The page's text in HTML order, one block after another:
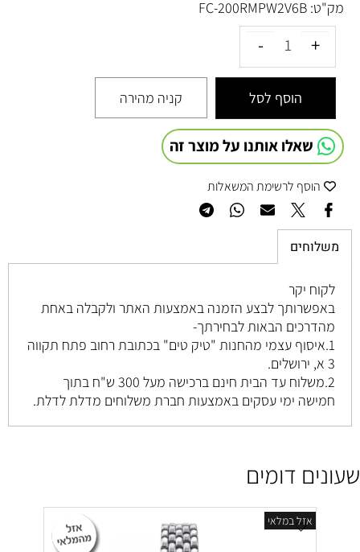
מק"ט: FC-200RMPW2V6B
הוסף לסל קניה מהירה
שאלו אותנו על מוצר זה
הוסף לרשימת המשאלות
משלוחים
לקוח יקר
באפשרותך לבצע הזמנה באמצעות האתר ולקבלה באחת
מהדרכים הבאות לבחירתך-
1.איסוף עצמי מהחנות "טיק טים" בכתובת רחוב
פתח תקווה
3 א, ירושלים
.
2.משלוח עד הבית חינם ברכישה מעל 300 ש"ח בתוך
חמישה ימי עסקים באמצעות חברת משלוחים מדלת לדלת.
שעונים דומים
אזל במלאי